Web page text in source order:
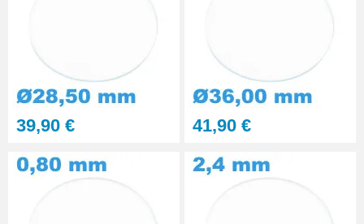
Pince pour Changer un Verre de
41,90 €
39,90 € 41,90 €